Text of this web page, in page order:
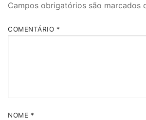
Campos obrigatórios são marcados
COMENTÁRIO *
NOME *